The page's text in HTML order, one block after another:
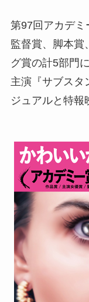
第97回アカデミ
監督賞、脚本賞
グ賞の計5部門
主演『サブスタ
ジュアルと特報